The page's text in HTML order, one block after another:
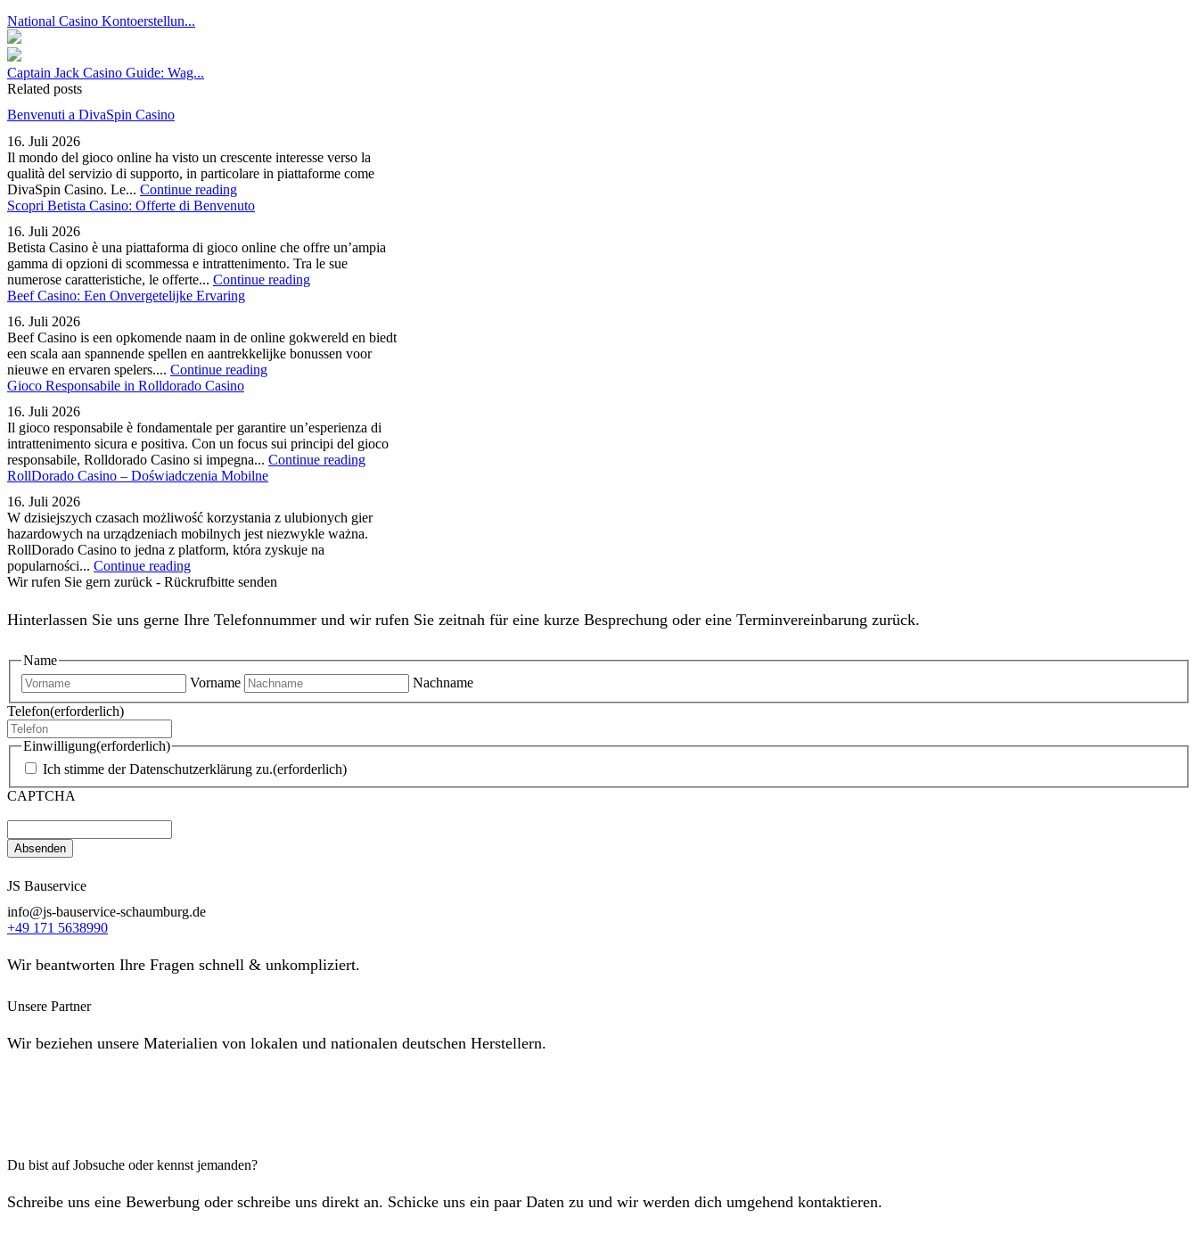
National Casino Kontoerstellun...
Captain Jack Casino Guide: Wag...
Related posts
Benvenuti a DivaSpin Casino
16. Juli 2026
Il mondo del gioco online ha visto un crescente interesse verso la
qualità del servizio di supporto, in particolare in piattaforme come
DivaSpin Casino. Le... Continue reading
Scopri Betista Casino: Offerte di Benvenuto
16. Juli 2026
Betista Casino è una piattaforma di gioco online che offre un’ampia
gamma di opzioni di scommessa e intrattenimento. Tra le sue
numerose caratteristiche, le offerte... Continue reading
Beef Casino: Een Onvergetelijke Ervaring
16. Juli 2026
Beef Casino is een opkomende naam in de online gokwereld en biedt
een scala aan spannende spellen en aantrekkelijke bonussen voor
nieuwe en ervaren spelers.... Continue reading
Gioco Responsabile in Rolldorado Casino
16. Juli 2026
Il gioco responsabile è fondamentale per garantire un’esperienza di
intrattenimento sicura e positiva. Con un focus sui principi del gioco
responsabile, Rolldorado Casino si impegna... Continue reading
RollDorado Casino – Doświadczenia Mobilne
16. Juli 2026
W dzisiejszych czasach możliwość korzystania z ulubionych gier
hazardowych na urządzeniach mobilnych jest niezwykle ważna.
RollDorado Casino to jedna z platform, która zyskuje na
popularności... Continue reading
Wir rufen Sie gern zurück - Rückrufbitte senden
Hinterlassen Sie uns gerne Ihre Telefonnummer und wir rufen Sie zeitnah für eine kurze Besprechung oder eine Terminvereinbarung zurück.
Name
Vorname
Nachname
Telefon(erforderlich)
Einwilligung(erforderlich)
Ich stimme der Datenschutzerklärung zu.(erforderlich)
CAPTCHA
JS Bauservice
info@js-bauservice-schaumburg.de
+49 171 5638990
Wir beantworten Ihre Fragen schnell & unkompliziert.
Unsere Partner
Wir beziehen unsere Materialien von lokalen und nationalen deutschen Herstellern.
Du bist auf Jobsuche oder kennst jemanden?
Schreibe uns eine Bewerbung oder schreibe uns direkt an. Schicke uns ein paar Daten zu und wir werden dich umgehend kontaktieren.